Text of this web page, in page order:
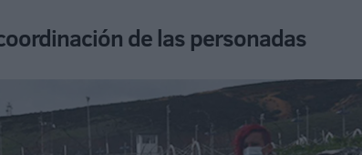
de las personadas